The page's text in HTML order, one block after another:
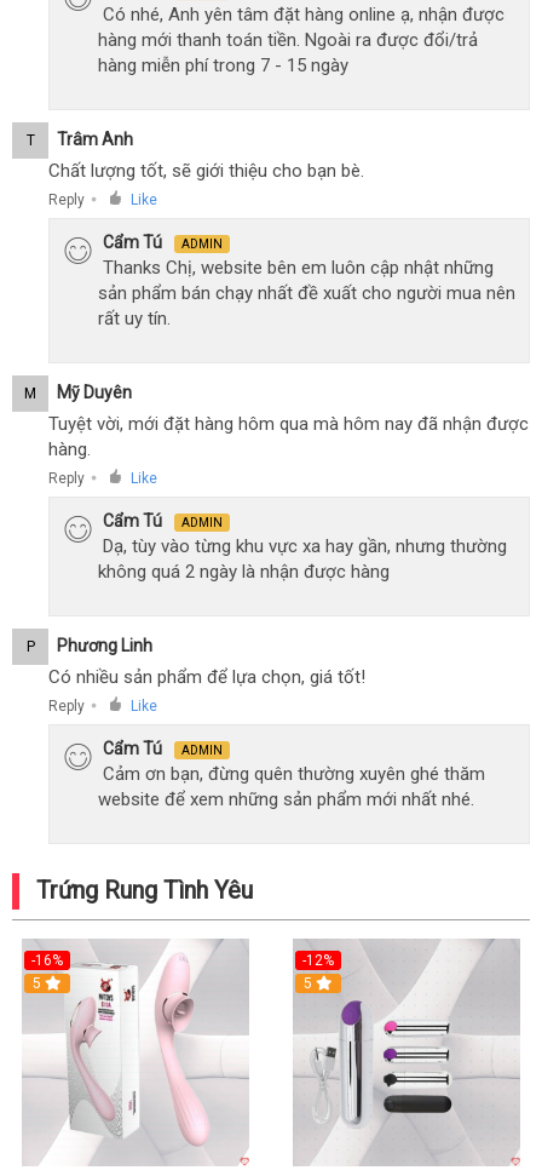
Có nhé, Anh yên tâm đặt hàng online ạ, nhận được
hàng mới thanh toán tiền. Ngoài ra được đổi/trả
hàng miễn phí trong 7 - 15 ngày
T Trâm Anh
Chất lượng tốt, sẽ giới thiệu cho bạn bè.
Reply ● Like
Cẩm Tú ADMIN
Thanks Chị, website bên em luôn cập nhật những
sản phẩm bán chạy nhất đề xuất cho người mua nên
rất uy tín.
M Mỹ Duyên
Tuyệt vời, mới đặt hàng hôm qua mà hôm nay đã nhận được
hàng.
Reply ● Like
Cẩm Tú ADMIN
Dạ, tùy vào từng khu vực xa hay gần, nhưng thường
không quá 2 ngày là nhận được hàng
P Phương Linh
Có nhiều sản phẩm để lựa chọn, giá tốt!
Reply ● Like
Cẩm Tú ADMIN
Cảm ơn bạn, đừng quên thường xuyên ghé thăm
website để xem những sản phẩm mới nhất nhé.
Trứng Rung Tình Yêu
-16%
5
-12%
5